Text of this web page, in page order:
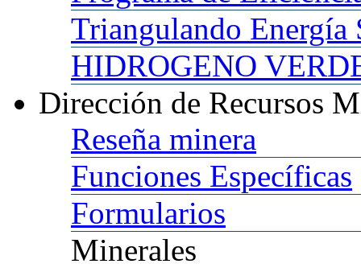
Triangulando Energía
HIDROGENO
Dirección de Recursos
Reseña minera
Funciones Específicas
Formularios
Minerales